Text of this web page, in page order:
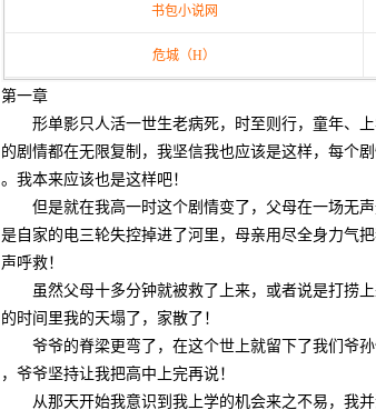
书包小说网
危城（H）
第一章
形单影只人活一世生老病死，时至则行，童年、上
的剧情都在无限复制，我坚信我也应该是这样，每个
。我本来应该也是这样吧！
但是就在我高一时这个剧情变了，父母在一场无声
是自家的电三轮失控掉进了河里，母亲用尽全身力气
声呼救！
虽然父母十多分钟就被救了上来，或者说是打捞上
的时间里我的天塌了，家散了！
爷爷的脊梁更弯了，在这个世上就留下了我们爷孙
，爷爷坚持让我把高中上完再说！
从那天开始我意识到我上学的机会来之不易，我并